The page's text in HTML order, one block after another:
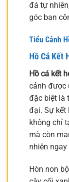
đá tự
góc ban
Tiểu Cảnh
Hồ Cá Kết
Hồ cá kết
cảnh được
đặc biệt là
đại. Sự kết
không chỉ
mà còn
nhiên
Hòn non